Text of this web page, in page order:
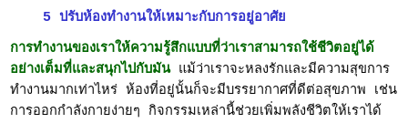
5 ปรับห้องทำงานให้เหมาะกับการอยู่อาศัย
การทำงานของเราให้ความรู้สึกแบบที่ว่าเราสามารถใช้ชีวิตอยู่ได้
อย่างเต็มที่และสนุกไปกับมันแม้ว่าเราจะหลงรักและมีความสุขการ
ทำงานมากเท่าไหร่ ห้องที่อยู่นั้นก็จะมีบรรยากาศที่ดีต่อสุขภาพ เช่น
การออกกำลังกายง่ายๆ กิจกรรมเหล่านี้ช่วยเพิ่มพลังชีวิตให้เราได้